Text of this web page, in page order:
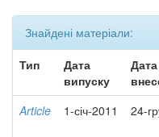
Знайдені матеріали:
Тип
Дата
випуску
Дата
Article 1-січ-2011 24-